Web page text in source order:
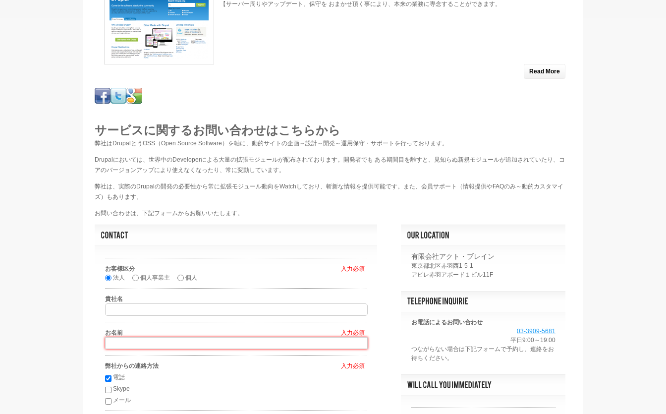
【サーバー周りやアップデート、保守を おまかせ頂く事により、本来の業務に専念することができます。
Read More
サービスに関するお問い合わせはこちらから
弊社はDrupalとうOSS（Open Source Software）を軸に、動的サイトの企画～設計～開発～運用保守・サポートを行っております。
Drupalにおいては、世界中のDeveloperによる大量の拡張モジュールが配布されております。開発者でも ある期間目を離すと、見知らぬ新規モジュールが追加されていたり、コ
アのバージョンアップにより使えなくなったり、常に変動しています。
弊社は、実際のDrupalの開発の必要性から常に拡張モジュール動向をWatchしており、斬新な情報を提供可能です。また、会員サポート（情報提供やFAQのみ～動的カスタマイ
ズ）もあります。
お問い合わせは、下記フォームからお願いいたします。
お客様区分
法人
個人事業主 個人
貴社名
お名前
弊社からの連絡方法
電話
Skype
メール
有限会社アクト・ブレイン
東京都北区赤羽西1-5-1
アピレ赤羽アボード１ビル11F
お電話によるお問い合わせ
03-3909-5681
平日9:00～19:00